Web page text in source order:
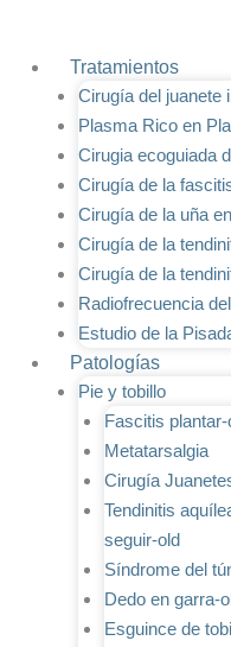
contenidoTratamientos
Cirugía del juanete
Plasma Rico en
Cirugia ecoguiada
Cirugía de la
Cirugía de la uña
Cirugía de la
Cirugía de la
Radiofrecuencia
Estudio de la
Patologías
Pie y tobillo
Fascitis plantar-
Metatarsalgia
Cirugía
Tendinitis
seguir-old
Síndrome del
Dedo en garra-
Esguince de